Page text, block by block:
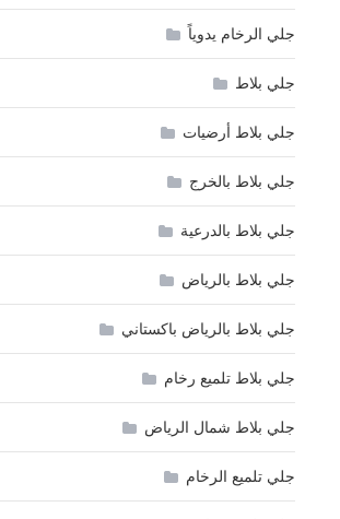
جلي الرخام يدوياً
جلي بلاط
جلي بلاط أرضيات
جلي بلاط بالخرج
جلي بلاط بالدرعية
جلي بلاط بالرياض
جلي بلاط بالرياض باكستاني
جلي بلاط تلميع رخام
جلي بلاط شمال الرياض
جلي تلميع الرخام